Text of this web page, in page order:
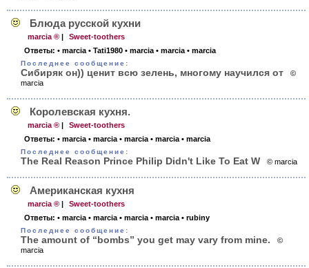
Блюда русской кухни
marcia ® |
Sweet-toothers
Ответы: • marcia • Tati1980 • marcia • marcia • marcia
Последнее сообщение:
Сибиряк он)) ценит всю зелень, многому научился от
©
marcia
Королевская кухня.
marcia ® |
Sweet-toothers
Ответы: • marcia • marcia • marcia • marcia • marcia
Последнее сообщение:
The Real Reason Prince Philip Didn't Like To Eat W © marcia
Американская кухня
marcia ® |
Sweet-toothers
Ответы: • marcia • marcia • marcia • marcia • rubiny
Последнее сообщение:
The amount of “bombs” you get may vary from mine.
©
marcia